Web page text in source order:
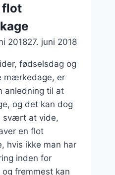
201827. juni 2018
fødselsdag og
mærkedage, er
anledning til at
og det kan dog
svært at vide,
en flot
hvis ikke man har
inden for
fremmest kan